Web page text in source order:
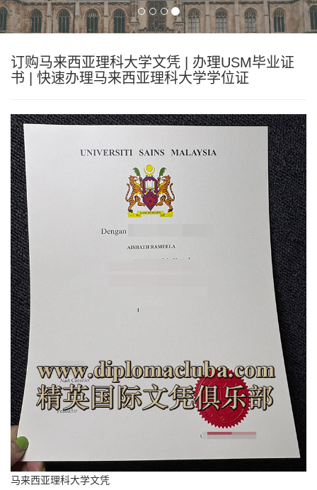
订购马来西亚理科大学文凭 | 办理USM毕业证
书 | 快速办理马来西亚理科大学学位证
马来西亚理科大学文凭